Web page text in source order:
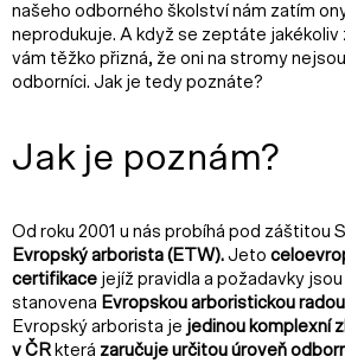
našeho odborného školství nám zatím
neprodukuje. A když se zeptáte jakékoliv
vám těžko přizná, že oni na stromy
odborníci. Jak je tedy poznáte?
Jak je poznám?
Od roku 2001 u nás probíhá pod záštitou
Evropský arborista (ETW). Jeto
certifikace jejíž pravidla a požadavky jsou
stanovena Evropskou arboristickou radou
Evropský arborista je jedinou komplexní
v ČR která zaručuje určitou úroveň